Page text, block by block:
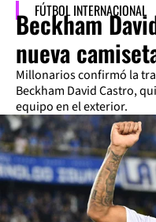
FÚTBOL INTERNACIONAL
Beckham
nueva
Millonarios confirmó la
Beckham David Castro,
equipo en el exterior.